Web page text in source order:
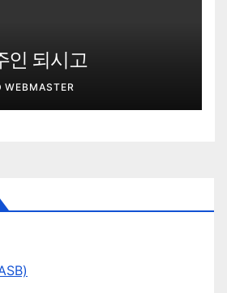
인 되시고
WEBMASTER